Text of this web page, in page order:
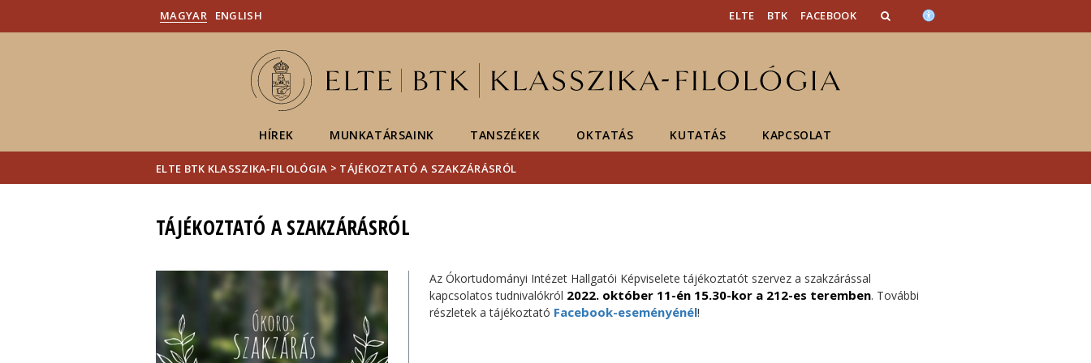
MAGYAR ENGLISH ELTE BTK FACEBOOK
HÍREK MUNKATÁRSAINK TANSZÉKEK OKTATÁS KUTATÁS KAPCSOLAT
ELTE BTK KLASSZIKA‑FILOLÓGIA > TÁJÉKOZTATÓ A SZAKZÁRÁSRÓL
TÁJÉKOZTATÓ A SZAKZÁRÁSRÓL
Az Ókortudományi Intézet Hallgatói Képviselete tájékoztatót szervez a szakzárással
kapcsolatos tudnivalókról 2022. október 11-én 15.30-kor a 212-es teremben. További
részletek a tájékoztató Facebook-eseményénél!